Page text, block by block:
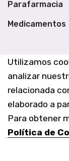
Utilizamos
analizar
relacionada
elaborado a
Para obtener
Política de
Parafarmacia
Medicamentos